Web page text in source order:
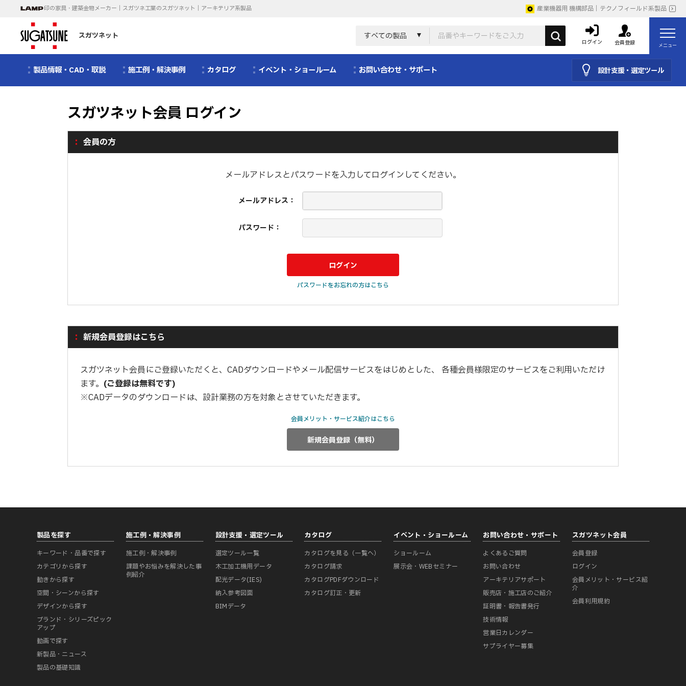
印の家具・建築金物メーカー｜スガツネ工業のスガツネット｜アーキテリア系製品 産業機器用 機構部品｜テクノフィールド系製品
スガツネット すべての製品
ログイン 会員登録 メニュー
製品情報・CAD・取説 施工例・解決事例 カタログ イベント・ショールーム お問い合わせ・サポート 設計支援・選定ツール
スガツネット会員 ログイン
会員の方
メールアドレスとパスワードを入力してログインしてください。
メールアドレス：
パスワード：
パスワードをお忘れの方はこちら
新規会員登録はこちら
スガツネット会員にご登録いただくと、CADダウンロードやメール配信サービスをはじめとした、 各種会員様限定のサービスをご利用いただけ
ます。 (ご登録は無料です)
※CADデータのダウンロードは、設計業務の方を対象とさせていただきます。
会員メリット・サービス紹介はこちら
製品を探す
キーワード・品番で探す
カテゴリから探す
動きから探す
空間・シーンから探す
デザインから探す
ブランド・シリーズピック
アップ
動画で探す
新製品・ニュース
製品の基礎知識
施工例・解決事例
施工例・解決事例
課題やお悩みを解決した事
例紹介
設計支援・選定ツール
選定ツール一覧
木工加工機用データ
配光データ(IES)
納入参考図面
BIMデータ
カタログ
カタログを見る（一覧へ）
カタログ請求
カタログPDFダウンロード
カタログ訂正・更新
イベント・ショールーム
ショールーム
展示会・WEBセミナー
お問い合わせ・サポート
よくあるご質問
お問い合わせ
アーキテリアサポート
販売店・施工店のご紹介
証明書・報告書発行
技術情報
営業日カレンダー
サプライヤー募集
スガツネット会員
会員登録
ログイン
会員メリット・サービス紹
介
会員利用規約